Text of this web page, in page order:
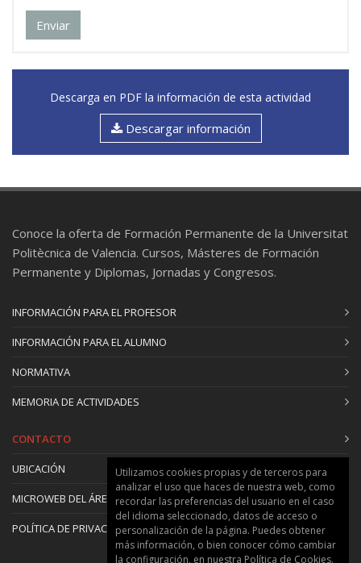
Enviar
Descarga en PDF la información de esta actividad
Descargar información
Conoce la oferta de Formación Permanente de la Universitat
Politècnica de Valencia. Cursos, Másteres de Formación
Permanente y Diplomas, Jornadas y Congresos.
INFORMACIÓN PARA EL PROFESOR
INFORMACIÓN PARA EL ALUMNO
NORMATIVA
MEMORIA DE ACTIVIDADES
CONTACTO
UBICACIÓN
MICROWEB DEL ÁREA
POLÍTICA DE PRIVACIDAD Y COOKIES
Utilizamos cookies propias y de terceros para
analizar el uso que haces de nuestra web, como
recordar las preferencias del usuario en el caso
del idioma seleccionado, datos de acceso o
personalización de la página. Puedes obtener
más información, o bien conocer cómo cambiar
la configuración, en nuestra Política de Cookies.